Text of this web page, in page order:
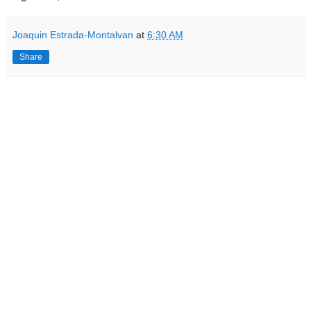
Joaquin Estrada-Montalvan at 6:30 AM
Share